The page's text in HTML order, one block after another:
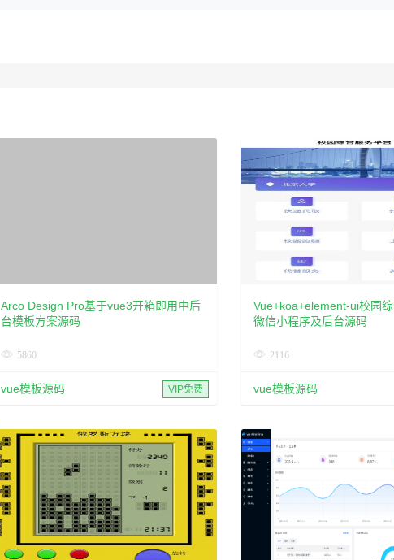
Arco Design Pro基于vue3开箱即用中后
台模板方案源码
5860
vue模板源码 VIP免费
Vue+koa+element-ui校园
微信小程序及后台源码
2116
vue模板源码